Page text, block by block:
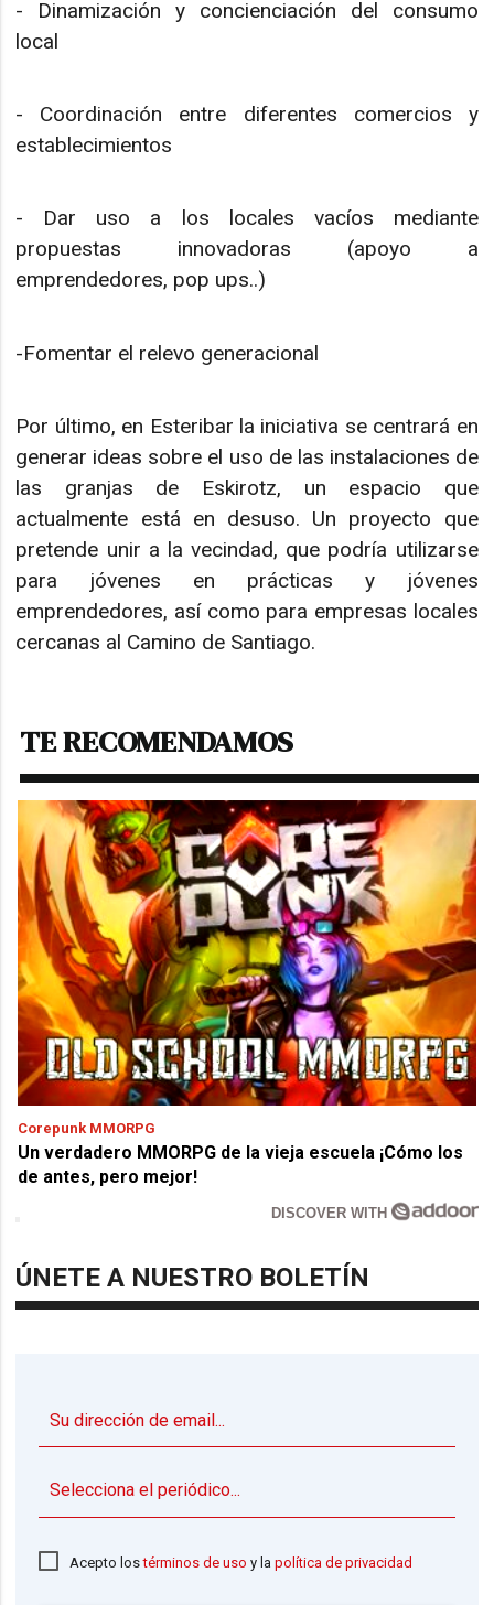
- Dinamización y concienciación del consumo
local
- Coordinación entre diferentes comercios y
establecimientos
- Dar uso a los locales vacíos mediante
propuestas innovadoras (apoyo a
emprendedores, pop ups..)
-Fomentar el relevo generacional
Por último, en Esteribar la iniciativa se centrará en
generar ideas sobre el uso de las instalaciones de
las granjas de Eskirotz, un espacio que
actualmente está en desuso. Un proyecto que
pretende unir a la vecindad, que podría utilizarse
para jóvenes en prácticas y jóvenes
emprendedores, así como para empresas locales
cercanas al Camino de Santiago.
TE RECOMENDAMOS
Corepunk MMORPG
Un verdadero MMORPG de la vieja escuela ¡Cómo los
de antes, pero mejor!
DISCOVER WITH
ÚNETE A NUESTRO BOLETÍN
Acepto lostérminos de uso y lapolítica de privacidad